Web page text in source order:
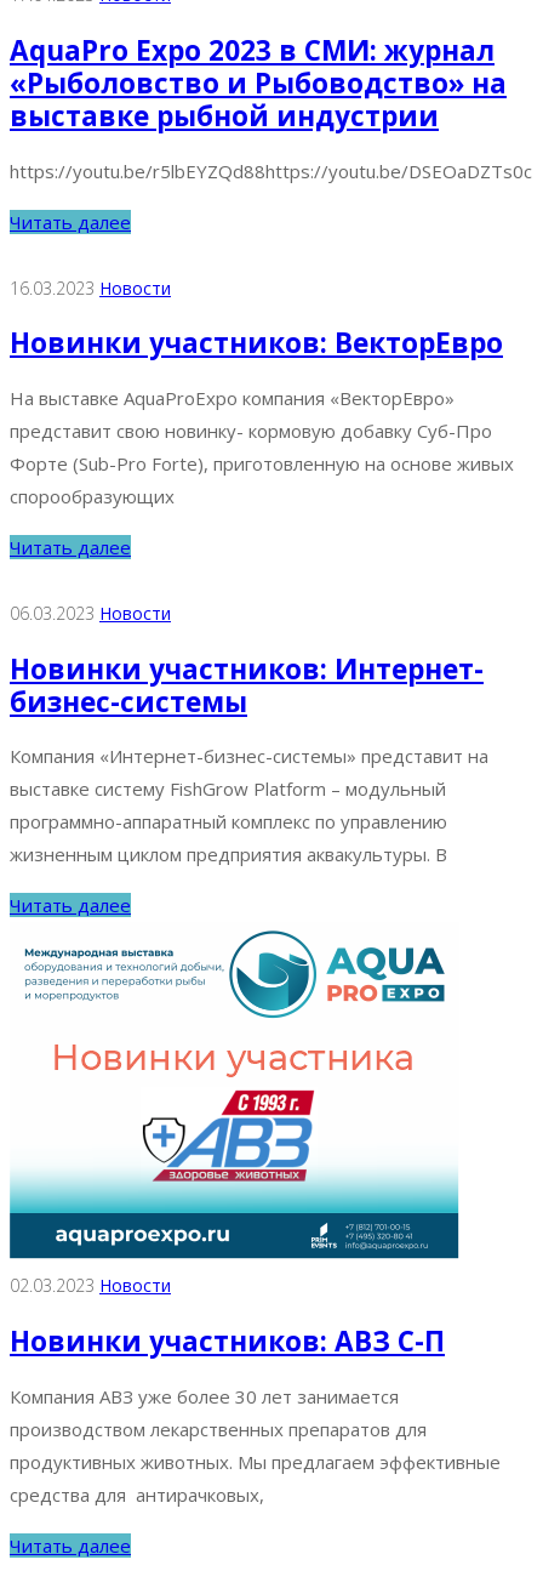
AquaPro Expo 2023 в СМИ: журнал
«Рыболовство и Рыбоводство» на
выставке рыбной индустрии
https://youtu.be/r5lbEYZQd88https://youtu.be/DSEOaDZTs0c
Читать далее
16.03.2023 Новости
Новинки участников: ВекторЕвро
На выставке AquaProExpo компания «ВекторЕвро»
представит свою новинку- кормовую добавку Суб-Про
Форте (Sub-Pro Forte), приготовленную на основе живых
спорообразующих
Читать далее
06.03.2023 Новости
Новинки участников: Интернет-
бизнес-системы
Компания «Интернет-бизнес-системы» представит на
выставке систему FishGrow Platform – модульный
программно-аппаратный комплекс по управлению
жизненным циклом предприятия аквакультуры. В
Читать далее
02.03.2023 Новости
Новинки участников: АВЗ С-П
Компания АВЗ уже более 30 лет занимается
производством лекарственных препаратов для
продуктивных животных. Мы предлагаем эффективные
средства для антирачковых,
Читать далее